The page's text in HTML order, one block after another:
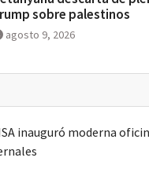
sobre palestinos
agosto 9, 2026
inauguró moderna